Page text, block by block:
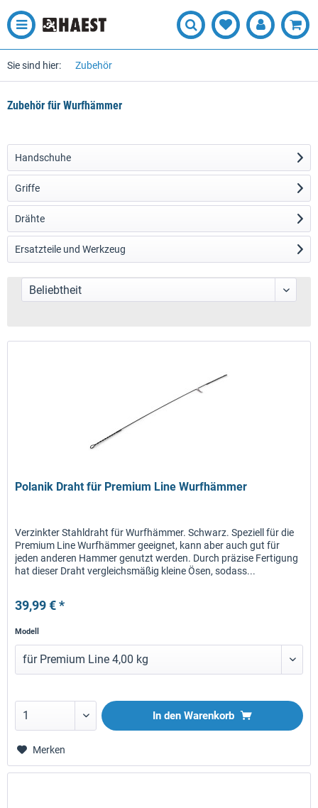
Sie sind hier: Zubehör
Zubehör für Wurfhämmer
Handschuhe
Griffe
Drähte
Ersatzteile und Werkzeug
Polanik Draht für Premium Line Wurfhämmer
Verzinkter Stahldraht für Wurfhämmer. Schwarz. Speziell für die
Premium Line Wurfhämmer geeignet, kann aber auch gut für
jeden anderen Hammer genutzt werden. Durch präzise Fertigung
hat dieser Draht vergleichsmäßig kleine Ösen, sodass...
39,99 € *
Modell
In den Warenkorb
Merken